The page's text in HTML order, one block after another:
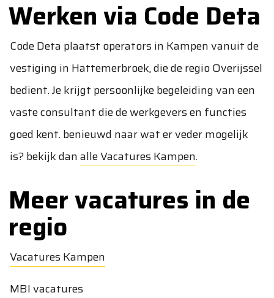
Werken via Code Deta
Code Deta plaatst operators in Kampen vanuit de
vestiging in Hattemerbroek, die de regio Overijssel
bedient. Je krijgt persoonlijke begeleiding van een
vaste consultant die de werkgevers en functies
goed kent. benieuwd naar wat er veder mogelijk
is? bekijk danalle Vacatures Kampen.
Meer vacatures in de
regio
Vacatures Kampen
MBI vacatures